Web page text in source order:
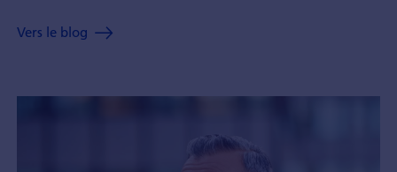
Vers le blog